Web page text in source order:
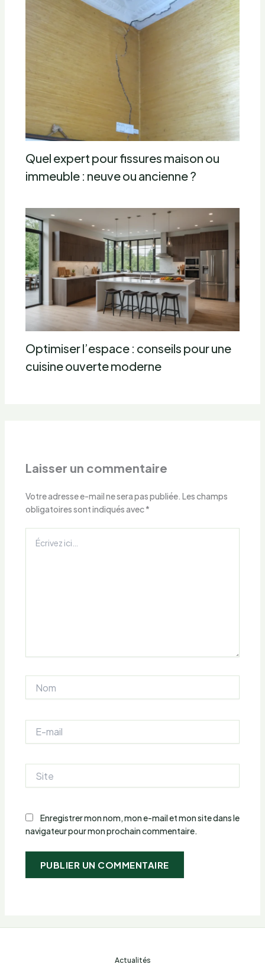
Quel expert pour fissures maison ou
immeuble : neuve ou ancienne ?
Optimiser l’espace : conseils pour une
cuisine ouverte moderne
Laisser un commentaire
Votre adresse e-mail ne sera pas publiée. Les champs
obligatoires sont indiqués avec*
ici…
mail
Enregistrer mon nom, mon e-mail et mon site dans le
navigateur pour mon prochain commentaire.
Actualités